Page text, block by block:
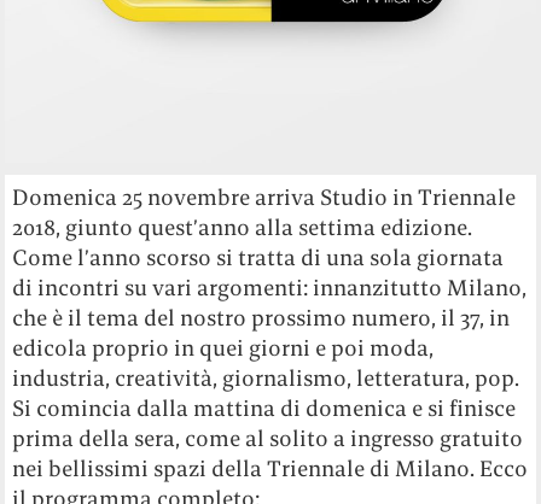
Domenica 25 novembre arriva Studio in Triennale
2018, giunto quest’anno alla settima edizione.
Come l’anno scorso si tratta di una sola giornata
di incontri su vari argomenti: innanzitutto Milano,
che è il tema del nostro prossimo numero, il 37, in
edicola proprio in quei giorni e poi moda,
industria, creatività, giornalismo, letteratura, pop.
Si comincia dalla mattina di domenica e si finisce
prima della sera, come al solito a ingresso gratuito
nei bellissimi spazi della Triennale di Milano. Ecco